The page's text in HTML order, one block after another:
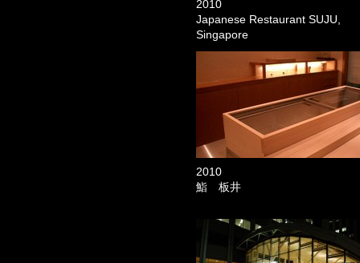
2010
Japanese Restaurant SUJU,
Singapore
2010
鮨 板井